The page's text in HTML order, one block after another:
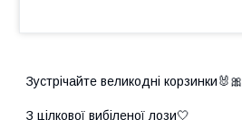
Зустрічайте великодні корзинки🐰🎀
З цілкової вибіленої лози🤍